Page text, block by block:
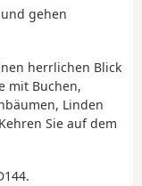
gehen
herrlichen Blick
mit Buchen,
Linden
Sie auf dem